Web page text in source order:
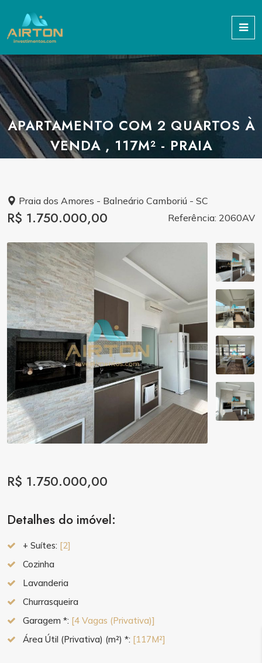
APARTAMENTO COM 2 QUARTOS À
VENDA , 117M² - PRAIA
Praia dos Amores - Balneário Camboriú - SC
R$ 1.750.000,00 Referência: 2060AV
R$ 1.750.000,00
Detalhes do imóvel:
+ Suítes: [2]
Cozinha
Lavanderia
Churrasqueira
Garagem *: [4 Vagas (Privativa)]
Área Útil (Privativa) (m²) *: [117M²]